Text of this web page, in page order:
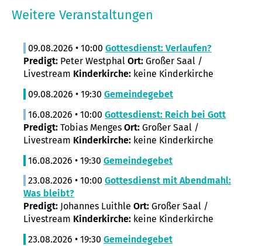
Weitere Veranstaltungen
09.08.2026 • 10:00 Gottesdienst: Verlaufen?
Predigt: Peter Westphal Ort: Großer Saal /
Livestream Kinderkirche: keine Kinderkirche
09.08.2026 • 19:30 Gemeindegebet
16.08.2026 • 10:00 Gottesdienst: Reich bei Gott
Predigt: Tobias Menges Ort: Großer Saal /
Livestream Kinderkirche: keine Kinderkirche
16.08.2026 • 19:30 Gemeindegebet
23.08.2026 • 10:00 Gottesdienst mit Abendmahl:
Was bleibt?
Predigt: Johannes Luithle Ort: Großer Saal /
Livestream Kinderkirche: keine Kinderkirche
23.08.2026 • 19:30 Gemeindegebet